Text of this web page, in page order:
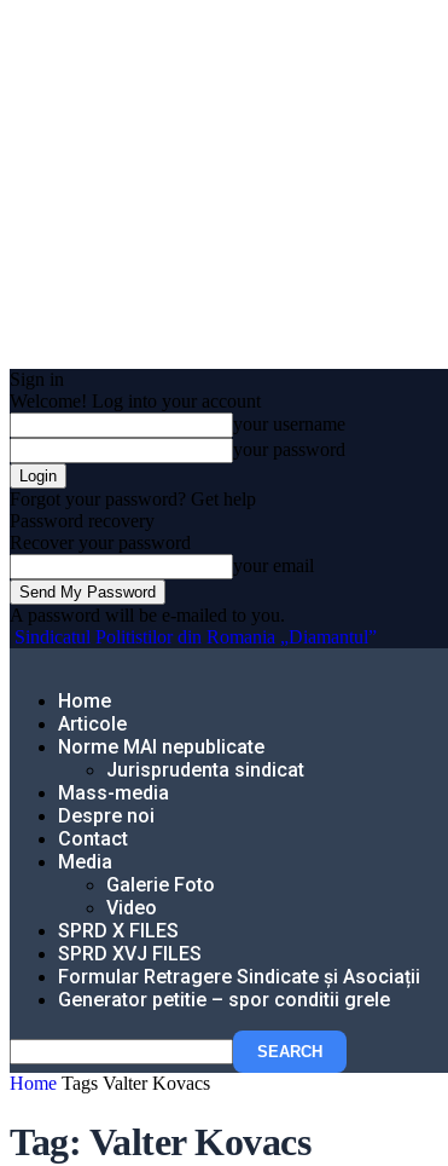
Sign in
Welcome! Log into your account
your username
your password
Forgot your password? Get help
Password recovery
Recover your password
your email
A password will be e-mailed to you.
Sindicatul Politistilor din Romania „Diamantul”
Home
Articole
Norme MAI nepublicate
Jurisprudenta sindicat
Mass-media
Despre noi
Contact
Media
Galerie Foto
Video
SPRD X FILES
SPRD XVJ FILES
Formular Retragere Sindicate și Asociații
Generator petitie – spor conditii grele
Home Tags Valter Kovacs
Tag: Valter Kovacs